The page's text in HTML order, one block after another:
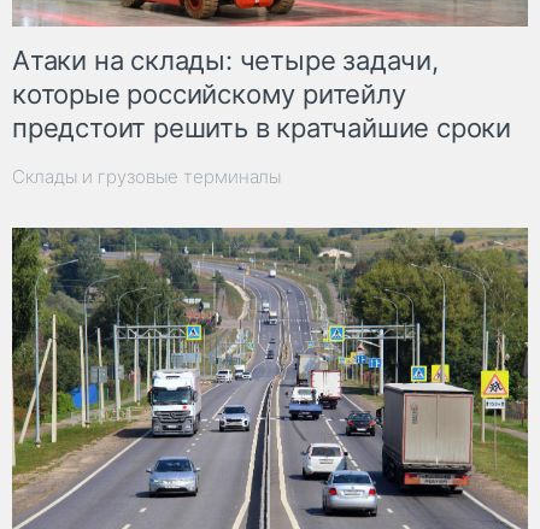
Атаки на склады: четыре задачи,
которые российскому ритейлу
предстоит решить в кратчайшие сроки
Склады и грузовые терминалы